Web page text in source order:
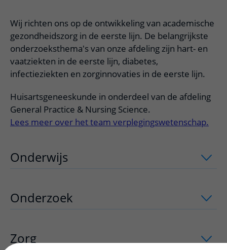
Wij richten ons op de ontwikkeling van academische
gezondheidszorg in de eerste lijn. De belangrijkste
onderzoeksthema's van onze afdeling zijn hart- en
vaatziekten in de eerste lijn, diabetes,
infectieziekten en zorginnovaties in de eerste lijn.
Huisartsgeneeskunde in onderdeel van de afdeling
General Practice & Nursing Science.
Lees meer over het team verplegingswetenschap.
Onderwijs uitklapper, klik om te
Onderzoek uitklapper, klik om te
Zorg uitklapper, klik om te openen